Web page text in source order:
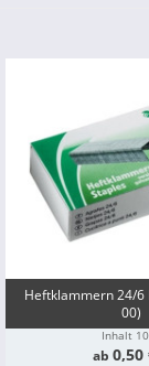
Heftklammern 24/6
00)
Inhalt
ab 0,50